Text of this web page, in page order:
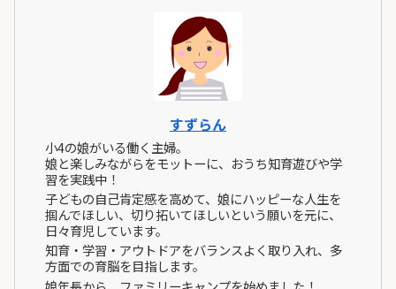
すずらん
小4の娘がいる働く主婦。
娘と楽しみながらをモットーに、おうち知育遊びや学
習を実践中！
子どもの自己肯定感を高めて、娘にハッピーな人生を
掴んでほしい、切り拓いてほしいという願いを元に、
日々育児しています。
知育・学習・アウトドアをバランスよく取り入れ、多
方面での育脳を目指します。